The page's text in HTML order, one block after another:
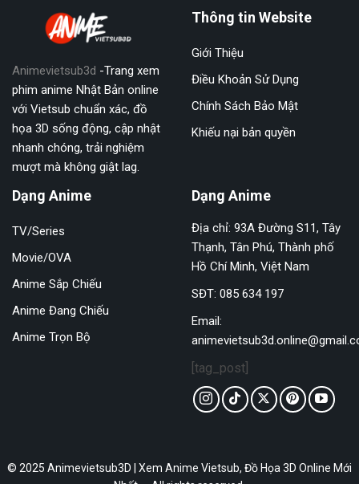
Animevietsub3d -Trang xem
phim anime Nhật Bản online
với Vietsub chuẩn xác, đồ
họa 3D sống động, cập nhật
nhanh chóng, trải nghiệm
mượt mà không giật lag.
Thông tin Website
Giới Thiệu
Điều Khoản Sử Dụng
Chính Sách Bảo Mật
Khiếu nại bản quyền
Dạng Anime
TV/Series
Movie/OVA
Anime Sắp Chiếu
Anime Đang Chiếu
Anime Trọn Bộ
Dạng Anime
Địa chỉ: 93A Đường S11, Tây
Thạnh, Tân Phú, Thành phố
Hồ Chí Minh, Việt Nam
SĐT: 085 634 197
Email:
[tag_post]
© 2025 Animevietsub3D | Xem Anime Vietsub, Đồ Họa 3D Online Mới